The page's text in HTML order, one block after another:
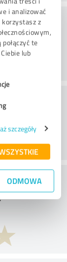
i analizować
z
te
lub
szczegóły
ODMOWA
to